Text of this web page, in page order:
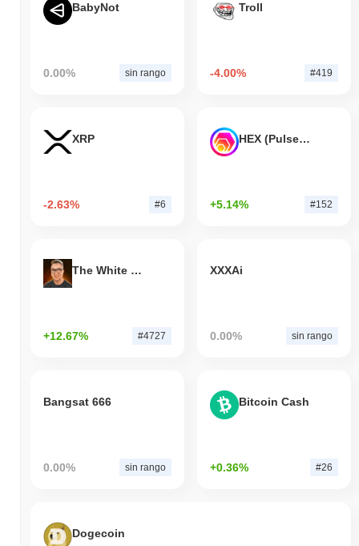
BabyNot
0.00% sin rango
Troll
-4.00% #419
XRP
-2.63% #6
HEX (Pulsechain)
+5.14% #152
The White Bull
+12.67% #4727
XXXAi
0.00% sin rango
Bangsat 666
0.00% sin rango
Bitcoin Cash
+0.36% #26
Dogecoin